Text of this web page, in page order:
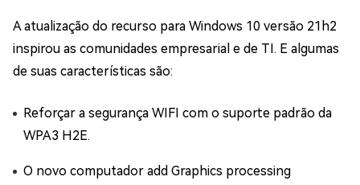
A atualização do recurso para Windows 10 versão 21h2
inspirou as comunidades empresarial e de TI. E algumas
de suas características são:
Reforçar a segurança WIFI com o suporte padrão da
WPA3 H2E.
O novo computador add Graphics processing